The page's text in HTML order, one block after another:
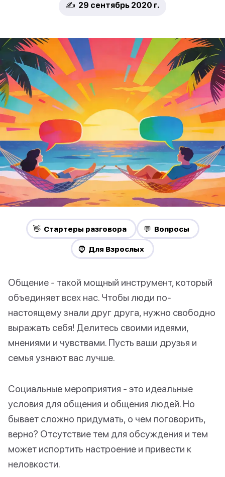
✍️ 29 сентябрь 2020 г.
👋 Стартеры разговора 💬 Вопросы
🧔 Для Взрослых
Общение - такой мощный инструмент, который
объединяет всех нас. Чтобы люди по-
настоящему знали друг друга, нужно свободно
выражать себя! Делитесь своими идеями,
мнениями и чувствами. Пусть ваши друзья и
семья узнают вас лучше.
Социальные мероприятия - это идеальные
условия для общения и общения людей. Но
бывает сложно придумать, о чем поговорить,
верно? Отсутствие тем для обсуждения и тем
может испортить настроение и привести к
неловкости.